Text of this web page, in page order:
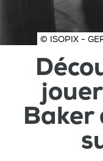
© ISOPIX -
Baker